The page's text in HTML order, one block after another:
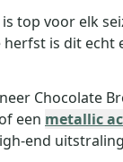
top voor elk
herfst is dit echt
Chocolate
of een metallic
end